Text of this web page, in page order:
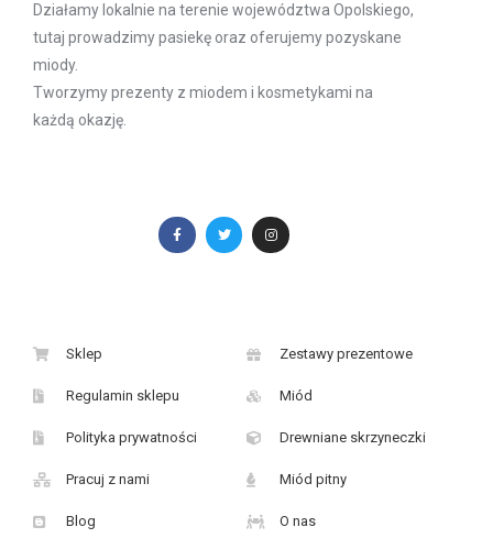
Działamy lokalnie na terenie województwa Opolskiego,
tutaj prowadzimy pasiekę oraz oferujemy pozyskane
miody.
Tworzymy prezenty z miodem i kosmetykami na
każdą okazję.
c
e
b
o
i
t
t
e
s
t
a
g
Sklep
Regulamin sklepu
Polityka prywatności
Pracuj z nami
Blog
Zestawy prezentowe
Miód
Drewniane skrzyneczki
Miód pitny
O nas